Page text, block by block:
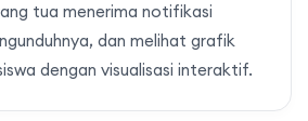
tua menerima notifikasi
dan melihat grafik
dengan visualisasi interaktif.